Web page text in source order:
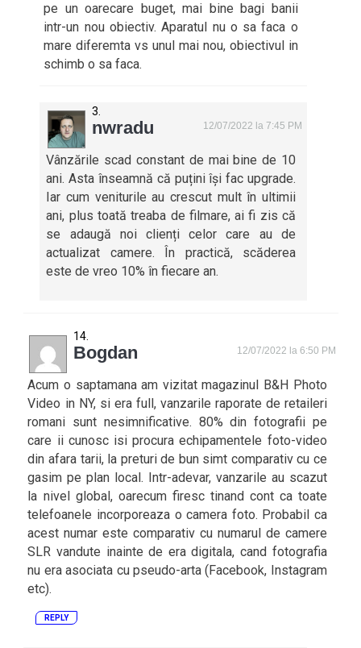
pe un oarecare buget, mai bine bagi banii
intr-un nou obiectiv. Aparatul nu o sa faca o
mare diferemta vs unul mai nou, obiectivul in
schimb o sa faca.
nwradu 12/07/2022 la 7:45 PM
Vânzările scad constant de mai bine de 10
ani. Asta înseamnă că puțini își fac upgrade.
Iar cum veniturile au crescut mult în ultimii
ani, plus toată treaba de filmare, ai fi zis că
se adaugă noi clienți celor care au de
actualizat camere. În practică, scăderea
este de vreo 10% în fiecare an.
Bogdan 12/07/2022 la 6:50 PM
Acum o saptamana am vizitat magazinul B&H Photo
Video in NY, si era full, vanzarile raporate de retaileri
romani sunt nesimnificative. 80% din fotografii pe
care ii cunosc isi procura echipamentele foto-video
din afara tarii, la preturi de bun simt comparativ cu ce
gasim pe plan local. Intr-adevar, vanzarile au scazut
la nivel global, oarecum firesc tinand cont ca toate
telefoanele incorporeaza o camera foto. Probabil ca
acest numar este comparativ cu numarul de camere
SLR vandute inainte de era digitala, cand fotografia
nu era asociata cu pseudo-arta (Facebook, Instagram
etc).
REPLY